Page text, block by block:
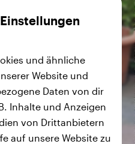
und ähnliche
Website und
Daten von dir
Inhalte und Anzeigen
von Drittanbietern
auf unsere Website zu